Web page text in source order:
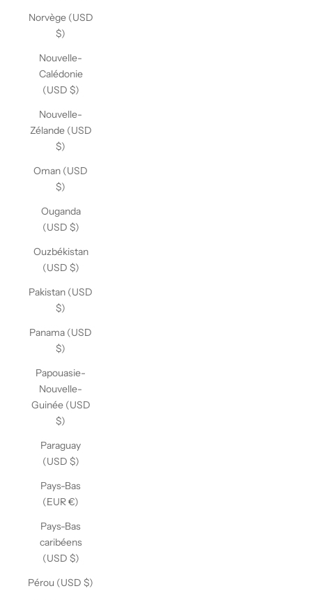
Norvège (USD
$)
Nouvelle-
Calédonie
(USD $)
Nouvelle-
Zélande (USD
$)
Oman (USD
$)
Ouganda
(USD $)
Ouzbékistan
(USD $)
Pakistan (USD
$)
Panama (USD
$)
Papouasie-
Nouvelle-
Guinée (USD
$)
Paraguay
(USD $)
Pays-Bas
(EUR €)
Pays-Bas
caribéens
(USD $)
Pérou (USD $)